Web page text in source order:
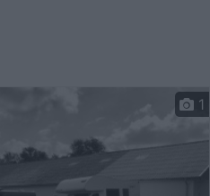
1